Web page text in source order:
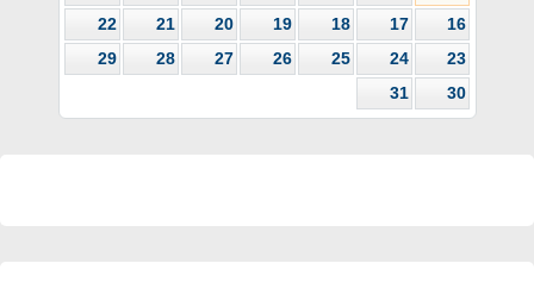
16
17
18
19
20
21
22
23
24
25
26
27
28
29
30
31